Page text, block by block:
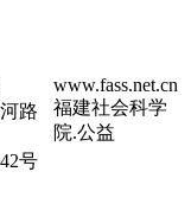
路
号
www.fass.net.cn
福建社会科学
院.公益